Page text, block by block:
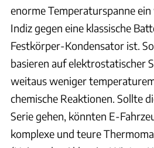
enorme Temperaturspanne
Indiz gegen eine klassische
Festkörper-Kondensator ist.
basieren auf elektrostatischer
weitaus weniger
chemische Reaktionen. Sollte
Serie gehen, könnten E-
komplexe und teure